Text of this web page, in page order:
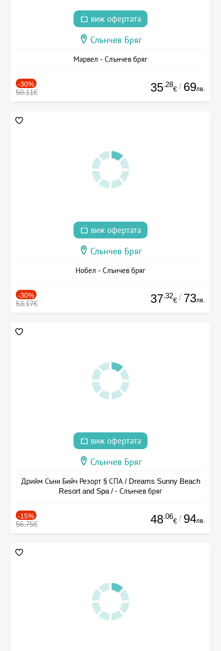
виж офертата
Слънчев Бряг
Марвел - Слънчев бряг
-30%
50.11€ 35.28
€ / 69лв.
виж офертата
Слънчев Бряг
Нобел - Слънчев бряг
-30%
53.17€ 37.32
€ / 73лв.
виж офертата
Слънчев Бряг
Дрийм Съни Бийч Резорт § СПА / Dreams Sunny Beach
Resort and Spa / - Слънчев бряг
-15%
56.75€ 48.06
€ / 94лв.